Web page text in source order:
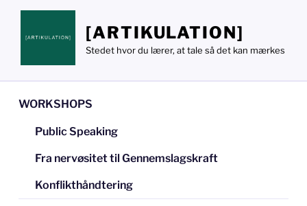
Videre
indhold
[ARTIKULATION]
Stedet hvor du lærer, at tale så det kan mærkes
WORKSHOPS
Public Speaking
Fra nervøsitet til Gennemslagskraft
Konflikthåndtering